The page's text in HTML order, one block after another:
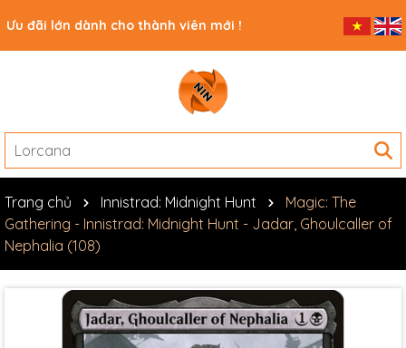
Ưu đãi lớn dành cho thành viên mới !
Trang chủ Innistrad: Midnight Hunt
Magic: The
Gathering - Innistrad: Midnight Hunt - Jadar, Ghoulcaller of
Nephalia (108)